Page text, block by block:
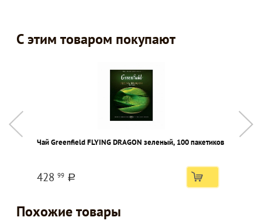
С этим товаром покупают
Чай Greenfield FLYING DRAGON зеленый, 100 пакетиков
428 99 a
Похожие товары